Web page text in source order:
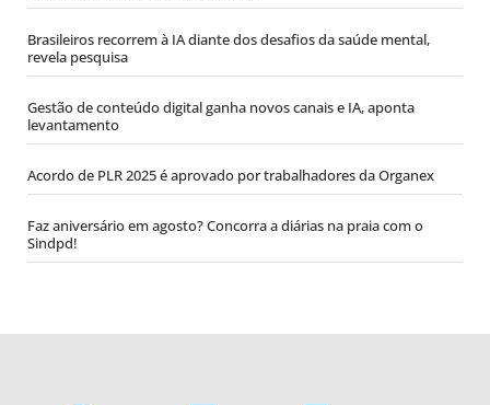
Brasileiros recorrem à IA diante dos desafios da saúde mental,
revela pesquisa
Gestão de conteúdo digital ganha novos canais e IA, aponta
levantamento
Acordo de PLR 2025 é aprovado por trabalhadores da Organex
Faz aniversário em agosto? Concorra a diárias na praia com o
Sindpd!